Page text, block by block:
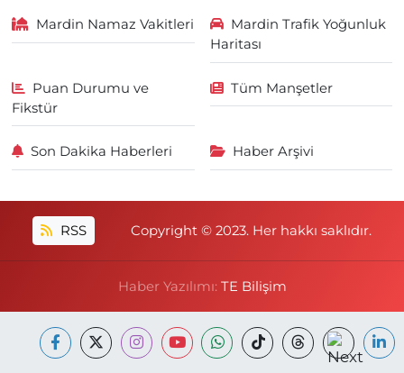
Mardin Namaz Vakitleri
Mardin Trafik Yoğunluk
Haritası
Puan Durumu ve
Fikstür
Tüm Manşetler
Son Dakika Haberleri Haber Arşivi
RSS Copyright © 2023. Her hakkı saklıdır.
Haber Yazılımı: TE Bilişim